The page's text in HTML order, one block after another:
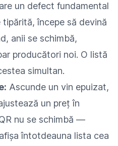
un defect fundamental
începe să devină
anii se schimbă,
producători noi. O listă
simultan.
Ascunde un vin epuizat,
un preț în
nu se schimbă —
întotdeauna lista cea